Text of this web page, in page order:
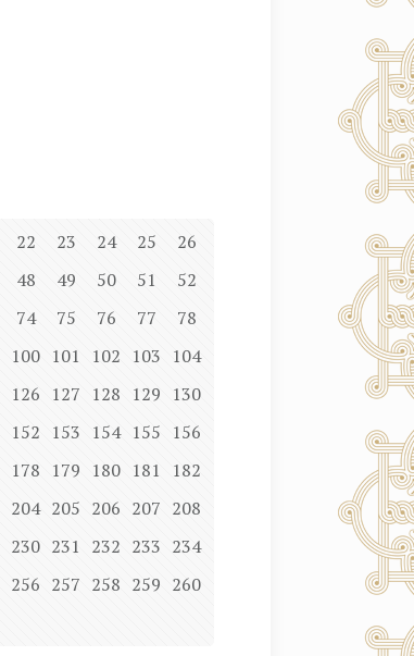
22 23 24 25
26
48 49 50 51
52
74 75 76 77
78
100 101 102 103 104
126 127 128 129 130
152 153 154 155 156
178 179 180 181
182
204 205 206 207 208
230 231 232 233 234
256 257 258 259 260